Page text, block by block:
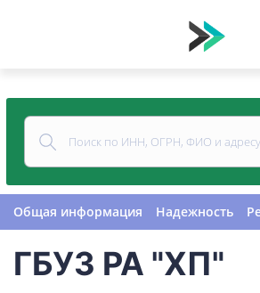
Общая информация Надежность
Финансовая отчетность
Руководитель
ГБУЗ РА "ХП"